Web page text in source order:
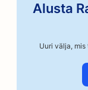
SEO
SEO
SEO
Alusta
Uuri välja,